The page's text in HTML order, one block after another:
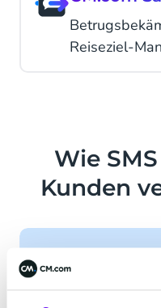
Reiseziel-
Wie
Kunden
“